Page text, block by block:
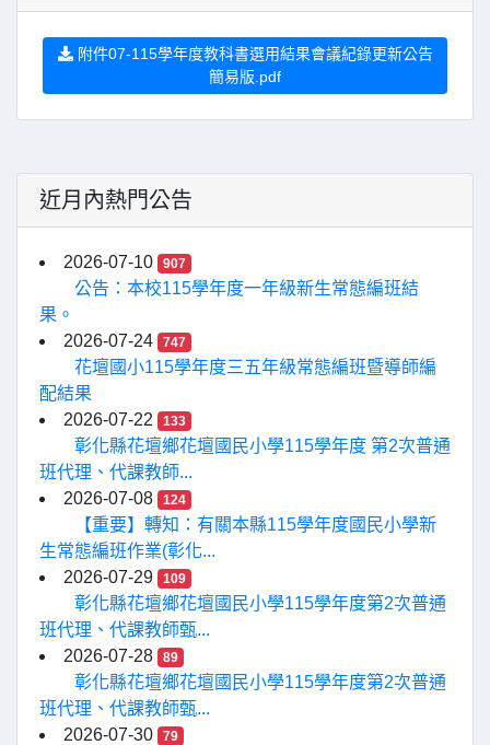
附件07-115學年度教科書選用結果會議紀錄更新公告
簡易版.pdf
近月內熱門公告
2026-07-10 907
公告：本校115學年度一年級新生常態編班結
果。
2026-07-24
747
花壇國小115學年度三五年級常態編班暨導師編
配結果
2026-07-22
133
彰化縣花壇鄉花壇國民小學115學年度 第2次普通
班代理、代課教師...
2026-07-08
124
【重要】轉知：有關本縣115學年度國民小學新
生常態編班作業(彰化...
2026-07-29
109
彰化縣花壇鄉花壇國民小學115學年度第2次普通
班代理、代課教師甄...
2026-07-28
89
彰化縣花壇鄉花壇國民小學115學年度第2次普通
班代理、代課教師甄...
2026-07-30
79